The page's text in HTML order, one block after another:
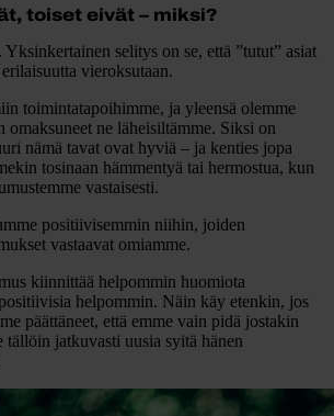
toiset eivät – miksi?
selitys on se, että ”tutut” asiat
vieroksutaan.
toimintatapoihimme, ja yleensä olemme
omaksuneet ne läheisiltämme. Siksi on
nämä tavat ovat hyviä – ja kenties jopa
tosinaan hämmentyä tai hermostua, kun
vastaisesti.
positiivisemmin niihin, joiden
vastaavat omiamme.
kiinnittää helpommin huomiota
helpommin. Näin käy etenkin, jos
päättäneet, että emme vain pidä jostakin
tällöin jatkuvasti uusia syitä hänen